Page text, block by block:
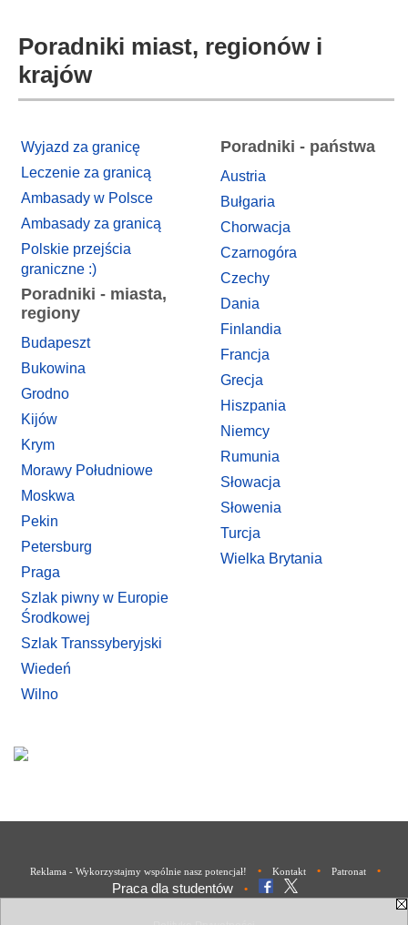
Poradniki miast, regionów i
krajów
Wyjazd za granicę
Leczenie za granicą
Ambasady w Polsce
Ambasady za granicą
Polskie przejścia
graniczne :)
Poradniki - miasta,
regiony
Budapeszt
Bukowina
Grodno
Kijów
Krym
Morawy Południowe
Moskwa
Pekin
Petersburg
Praga
Szlak piwny w Europie
Środkowej
Szlak Transsyberyjski
Wiedeń
Wilno
Poradniki - państwa
Austria
Bułgaria
Chorwacja
Czarnogóra
Czechy
Dania
Finlandia
Francja
Grecja
Hiszpania
Niemcy
Rumunia
Słowacja
Słowenia
Turcja
Wielka Brytania
Reklama - Wykorzystajmy wspólnie nasz potencjał! • Kontakt • Patronat •
Praca dla studentów •